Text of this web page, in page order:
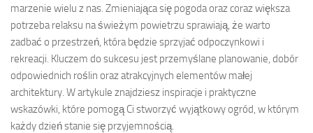
marzenie wielu z nas. Zmieniająca się pogoda oraz coraz większa
potrzeba relaksu na świeżym powietrzu sprawiają, że warto
zadbać o przestrzeń, która będzie sprzyjać odpoczynkowi i
rekreacji. Kluczem do sukcesu jest przemyślane planowanie, dobór
odpowiednich roślin oraz atrakcyjnych elementów małej
architektury. W artykule znajdziesz inspiracje i praktyczne
wskazówki, które pomogą Ci stworzyć wyjątkowy ogród, w którym
każdy dzień stanie się przyjemnością.